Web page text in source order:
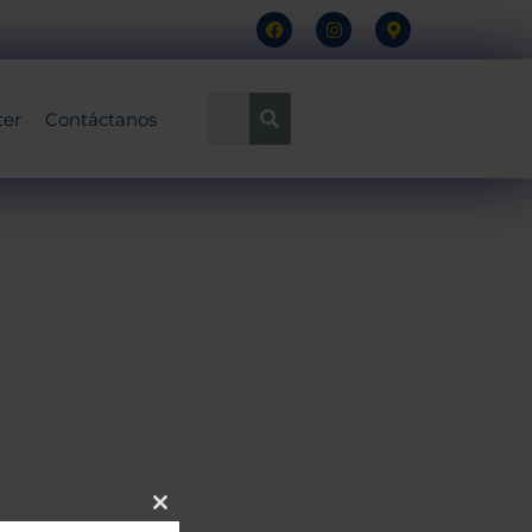
Contáctanos
Close this module